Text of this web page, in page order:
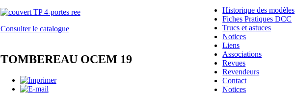
Consulter le catalogue
TOMBEREAU OCEM 19
Historique des modèles
Fiches Pratiques DCC
Trucs et astuces
Notices
Liens
Associations
Revues
Revendeurs
Contact
Notices